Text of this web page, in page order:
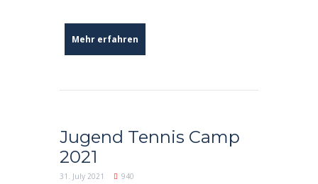
Mehr erfahren
Jugend Tennis Camp
2021
31. July 2021 940